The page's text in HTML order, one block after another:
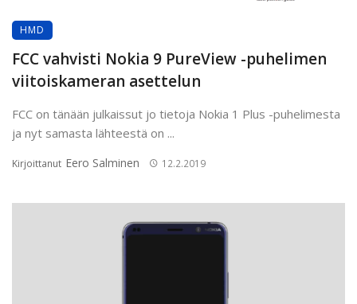
HMD
FCC vahvisti Nokia 9 PureView -puhelimen
viitoiskameran asettelun
FCC on tänään julkaissut jo tietoja Nokia 1 Plus -puhelimesta
ja nyt samasta lähteestä on ...
Kirjoittanut Eero Salminen 12.2.2019